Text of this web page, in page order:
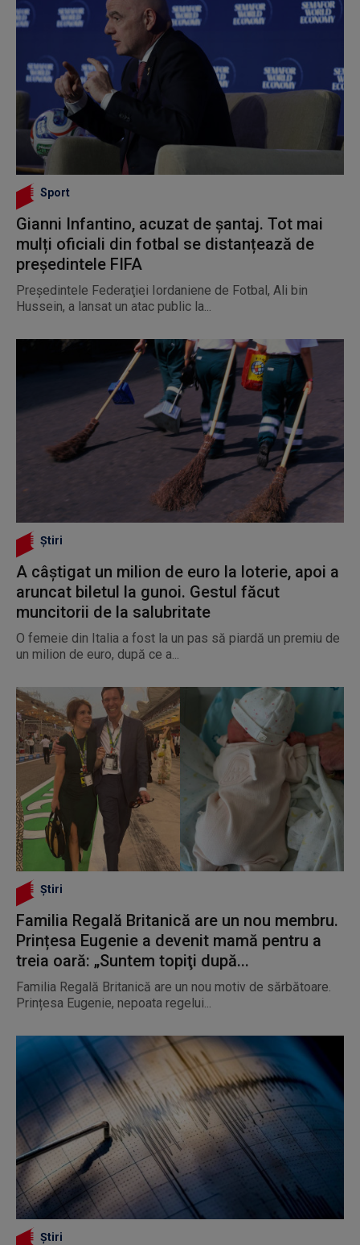
Sport
Gianni Infantino, acuzat de șantaj. Tot mai
mulți oficiali din fotbal se distanțează de
președintele FIFA
Preşedintele Federaţiei Iordaniene de Fotbal, Ali bin
Hussein, a lansat un atac public la...
Știri
A câștigat un milion de euro la loterie, apoi a
aruncat biletul la gunoi. Gestul făcut
muncitorii de la salubritate
O femeie din Italia a fost la un pas să piardă un premiu de
un milion de euro, după ce a...
Știri
Familia Regală Britanică are un nou membru.
Prințesa Eugenie a devenit mamă pentru a
treia oară: „Suntem topiţi după...
Familia Regală Britanică are un nou motiv de sărbătoare.
Prințesa Eugenie, nepoata regelui...
Știri